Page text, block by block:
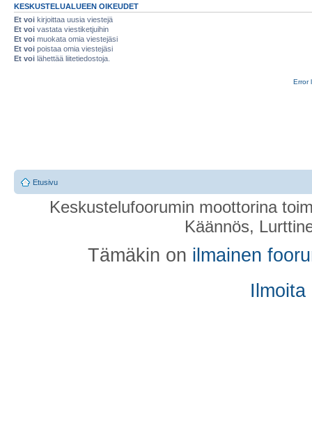
KESKUSTELUALUEEN OIKEUDET
Et voi kirjoittaa uusia viestejä
Et voi vastata viestiketjuihin
Et voi muokata omia viestejäsi
Et voi poistaa omia viestejäsi
Et voi lähettää liitetiedostoja.
Error
Etusivu
Keskustelufoorumin moottorina
Käännös,
Tämäkin on ilmainen